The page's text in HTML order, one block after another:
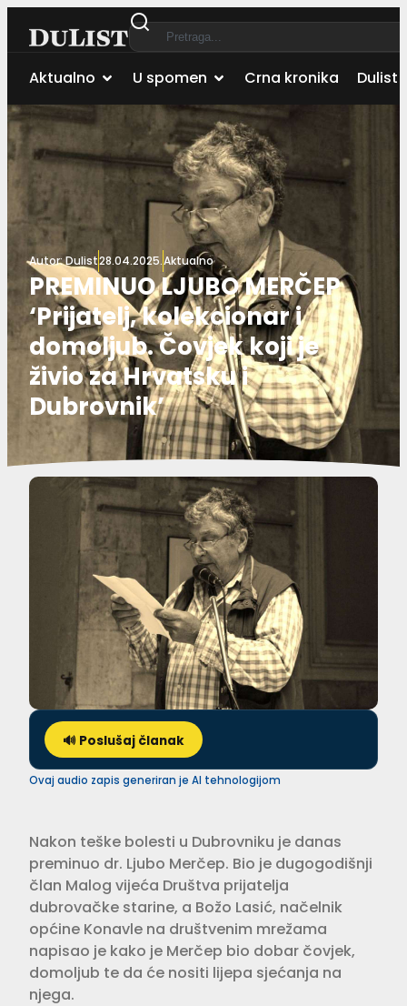
Aktualno U spomen Crna kronika Dulist
Autor:Dulist28.04.2025.Aktualno
PREMINUO LJUBO MERČEP
‘Prijatelj, kolekcionar i
domoljub. Čovjek koji je
živio za Hrvatsku i
Dubrovnik’
🔊 Poslušaj članak
Ovaj audio zapis generiran je AI tehnologijom
Nakon teške bolesti u Dubrovniku je danas
preminuo dr. Ljubo Merčep. Bio je dugogodišnji
član Malog vijeća Društva prijatelja
dubrovačke starine, a Božo Lasić, načelnik
općine Konavle na društvenim mrežama
napisao je kako je Merčep bio dobar čovjek,
domoljub te da će nositi lijepa sjećanja na
njega.